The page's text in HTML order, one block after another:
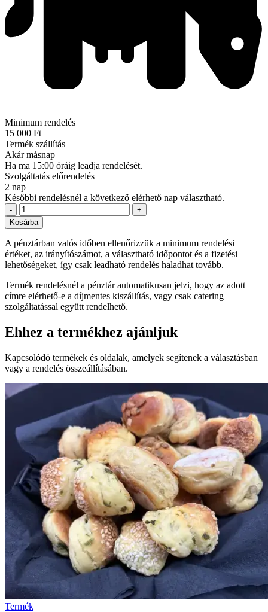
Minimum rendelés
15 000 Ft
Termék szállítás
Akár másnap
Ha ma 15:00 óráig leadja rendelését.
Szolgáltatás előrendelés
2 nap
Későbbi rendelésnél a következő elérhető nap választható.
-
+
Kosárba
A pénztárban valós időben ellenőrizzük a minimum rendelési
értéket, az irányítószámot, a választható időpontot és a fizetési
lehetőségeket, így csak leadható rendelés haladhat tovább.
Termék rendelésnél a pénztár automatikusan jelzi, hogy az adott
címre elérhető-e a díjmentes kiszállítás, vagy csak catering
szolgáltatással együtt rendelhető.
Ehhez a termékhez ajánljuk
Kapcsolódó termékek és oldalak, amelyek segítenek a választásban
vagy a rendelés összeállításában.
Termék